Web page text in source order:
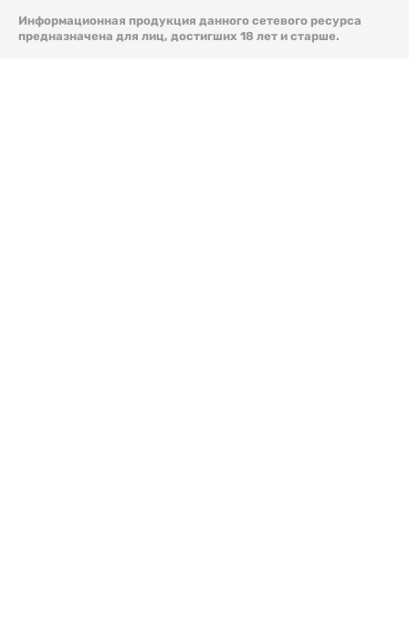
Информационная продукция данного сетевого ресурса
предназначена для лиц, достигших 18 лет и старше.